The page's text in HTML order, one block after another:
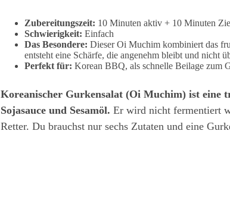
Zubereitungszeit: 10 Minuten aktiv + 10 Minuten
Schwierigkeit: Einfach
Das Besondere: Dieser Oi Muchim kombiniert das
entsteht eine Schärfe, die angenehm bleibt und nicht
Perfekt für: Korean BBQ, als schnelle Beilage zum
Koreanischer Gurkensalat (Oi Muchim) ist eine
Sojasauce und Sesamöl. Er wird nicht fermentiert
Retter. Du brauchst nur sechs Zutaten und eine